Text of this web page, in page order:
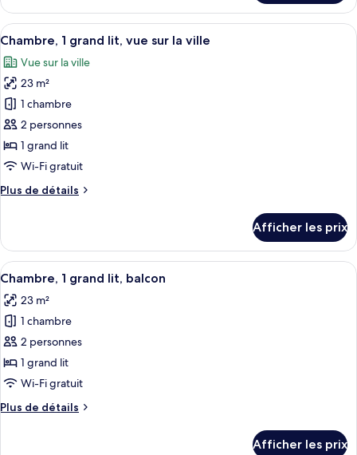
jumeaux,
vue
sur
la
ville
Chambre,
lits
vue
sur
la
ville
Afficher
toutes
les
photos
pour
ce
type
de
chambre :
Chambre,
lit,
vue
sur
la
ville
Une chambre d’hôtel avec un lit,
10
Chambre, 1 grand lit, vue sur la ville
Vue sur la ville
23 m²
1 chambre
2 personnes
1 grand lit
Wi-Fi gratuit
Plus de détails
Plus
Chambre,
grand
vue
sur
ville
Afficher les prix
Afficher
toutes
les
photos
pour
ce
type
chambre :
Une chambre d’hôtel avec un lit,
14
Chambre, 1 grand lit, balcon
23 m²
1 chambre
2 personnes
1 grand lit
Wi-Fi gratuit
Plus de détails
Plus
Afficher les prix